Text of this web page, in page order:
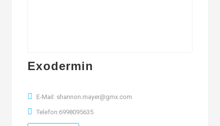
Exodermin
E-Mail: shannon.mayer@gmx.com
Telefon:6998095635